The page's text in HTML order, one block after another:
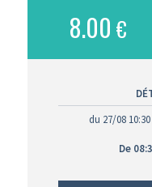
8.00 €
du 27/08 10:30
De